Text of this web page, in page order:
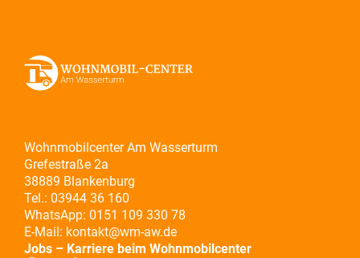
Wohnmobilcenter Am Wasserturm
Grefestraße 2a
38889 Blankenburg
Tel.: 03944 36 160
WhatsApp: 0151 109 330 78
E-Mail: kontakt@wm-aw.de
Jobs – Karriere beim Wohnmobilcenter